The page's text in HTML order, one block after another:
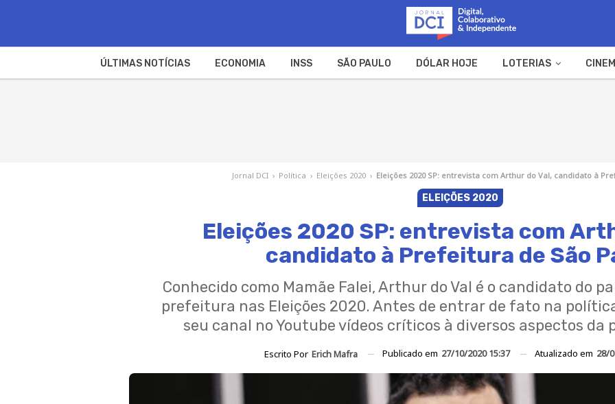
ÚLTIMAS NOTÍCIAS ECONOMIA INSS SÃO PAULO DÓLAR HOJE LOTERIAS
Jornal DCI › Política › Eleições 2020 › Eleições 2020 SP: entrevista com Arthur do Val, candidato à
ELEIÇÕES 2020
Eleições 2020 SP: entrevista com
candidato à Prefeitura de São
Conhecido como Mamãe Falei, Arthur do Val é o candidato do
prefeitura nas Eleições 2020. Antes de entrar de fato na
seu canal no Youtube vídeos críticos à diversos aspectos
Escrito Por Erich Mafra Publicado em 27/10/2020 15:37 Atualizado em 28/